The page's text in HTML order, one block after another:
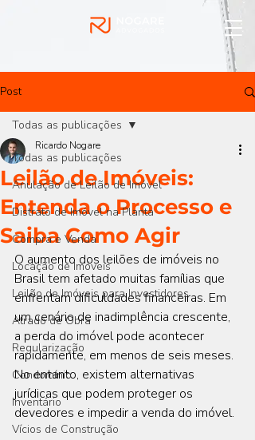
Post
Todas as publicações
Anulação de Leilão de Imóvel
Distrato de Imóvel na Planta
Compra e Venda
Locação de Imóveis
Leilão de Imóveis para Investidores
Atrado de Obra
Regularização
Condomínio
Inventário
Vícios de Construção
Todas as publicações
Leilão de Imóveis:
Entenda o Processo e
Saiba Como Agir
Ricardo Nogare
O aumento dos leilões de imóveis no
Brasil tem afetado muitas famílias que
enfrentam dificuldades financeiras. Em
um cenário de inadimplência crescente,
a perda do imóvel pode acontecer
rapidamente, em menos de seis meses.
No entanto, existem alternativas
jurídicas que podem proteger os
devedores e impedir a venda do imóvel.